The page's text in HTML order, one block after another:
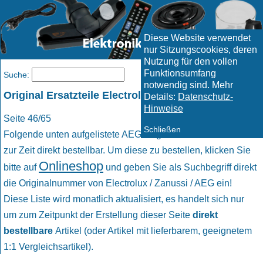
Diese Website verwendet
nur Sitzungscookies, deren
Nutzung für den vollen
Funktionsumfang
notwendig sind. Mehr
Details: Datenschutz-
Hinweise
Schließen
Original Ersatzteile Electrolux / Zanussi / AEG
Seite 46/65
Folgende unten aufgelistete AEG Original Ersatzteile sind
zur Zeit direkt bestellbar. Um diese zu bestellen, klicken Sie
bitte auf Onlineshop und geben Sie als Suchbegriff direkt
die Originalnummer von Electrolux / Zanussi / AEG ein!
Diese Liste wird monatlich aktualisiert, es handelt sich nur
um zum Zeitpunkt der Erstellung dieser Seite direkt
bestellbare Artikel (oder Artikel mit lieferbarem, geeignetem
1:1 Vergleichsartikel).
Suche: